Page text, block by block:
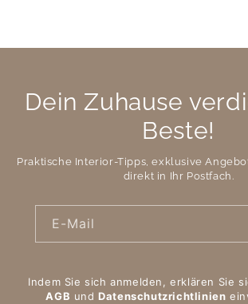
Dein Zuhause
Beste!
Praktische Interior-Tipps, exklusive
direkt in Ihr Postfach.
E-Mail
Indem Sie sich anmelden, erklären Sie
AGB undDatenschutzrichtlinien